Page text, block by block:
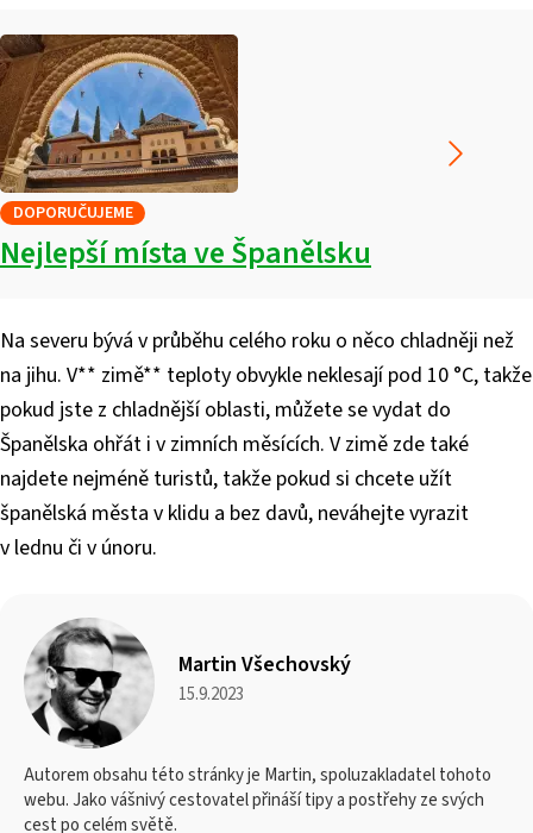
DOPORUČUJEME
Nejlepší místa ve Španělsku
Na severu bývá v průběhu celého roku o něco chladněji než
na jihu. V** zimě** teploty obvykle neklesají pod 10 °C, takže
pokud jste z chladnější oblasti, můžete se vydat do
Španělska ohřát i v zimních měsících. V zimě zde také
najdete nejméně turistů, takže pokud si chcete užít
španělská města v klidu a bez davů, neváhejte vyrazit
v lednu či v únoru.
Martin Všechovský
15.9.2023
Autorem obsahu této stránky je Martin, spoluzakladatel tohoto
webu. Jako vášnivý cestovatel přináší tipy a postřehy ze svých
cest po celém světě.